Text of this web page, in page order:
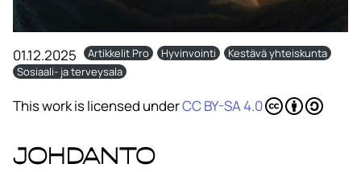
01.12.2025 Artikkelit Pro Hyvinvointi
Kestävä yhteiskunta
Sosiaali- ja terveysala
This work is licensed underCC BY-SA 4.0
Johdanto